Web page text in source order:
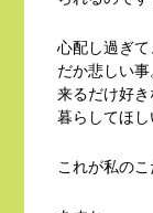
心配し過ぎ
だか悲しい
来るだけ好
暮らしてほし
これが私のこ